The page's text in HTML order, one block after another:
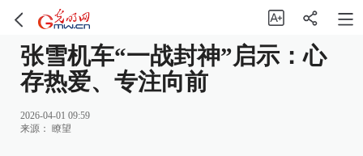
张雪机车“一战封神”启示：心
存热爱、专注向前
2026-04-01 09:59
来源： 瞭望